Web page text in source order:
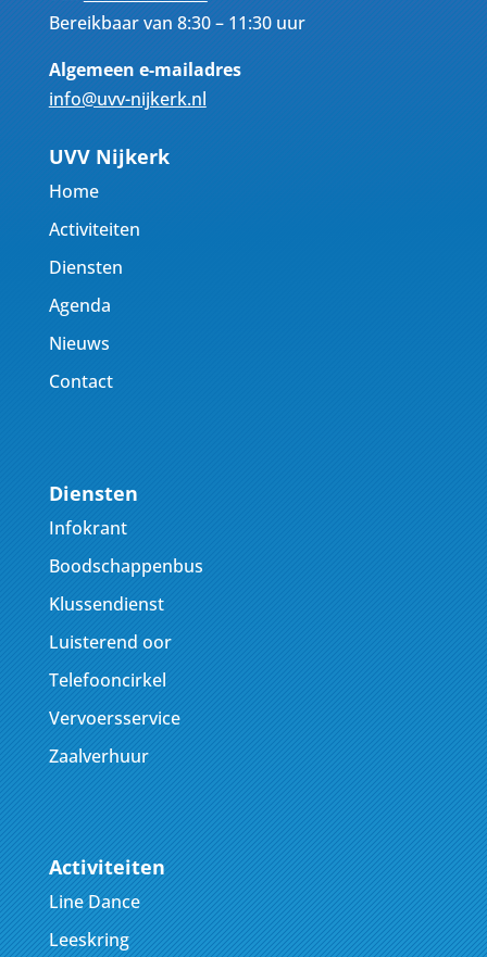
Bereikbaar van 8:30 – 11:30 uur
Algemeen e-mailadres
info@uvv-nijkerk.nl
UVV Nijkerk
Home
Activiteiten
Diensten
Agenda
Nieuws
Contact
Diensten
Infokrant
Boodschappenbus
Klussendienst
Luisterend oor
Telefooncirkel
Vervoersservice
Zaalverhuur
Activiteiten
Line Dance
Leeskring